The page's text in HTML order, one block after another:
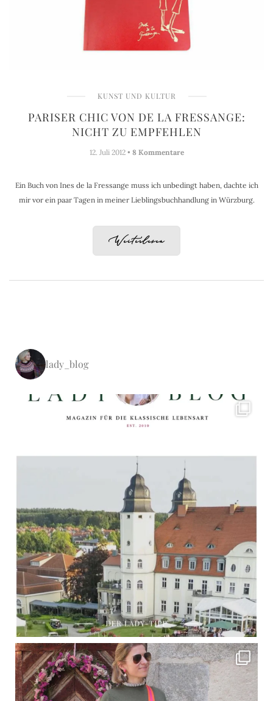
KUNST UND KULTUR
PARISER CHIC VON DE LA FRESSANGE:
NICHT ZU EMPFEHLEN
12. Juli 2012 • 8 Kommentare
Ein Buch von Ines de la Fressange muss ich unbedingt haben, dachte ich
mir vor ein paar Tagen in meiner Lieblingsbuchhandlung in Würzburg.
Weiterlesen
lady_blog